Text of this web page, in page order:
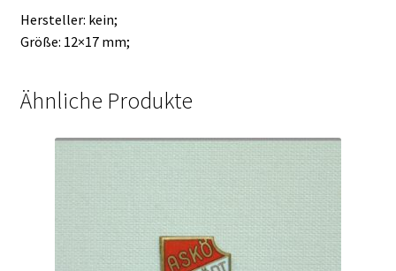
Hersteller: kein;
Größe: 12×17 mm;
Ähnliche Produkte